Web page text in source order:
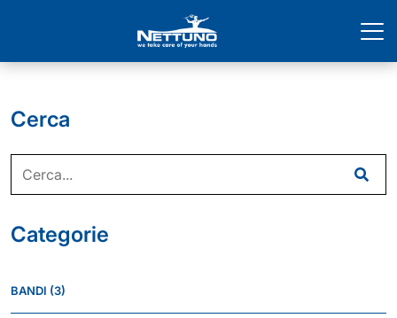
Cerca
Categorie
BANDI (3)